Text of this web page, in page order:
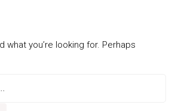
what you’re looking for. Perhaps